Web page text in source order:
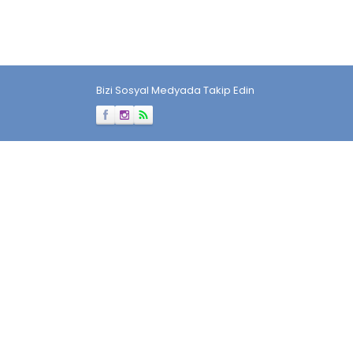
Bizi Sosyal Medyada Takip Edin